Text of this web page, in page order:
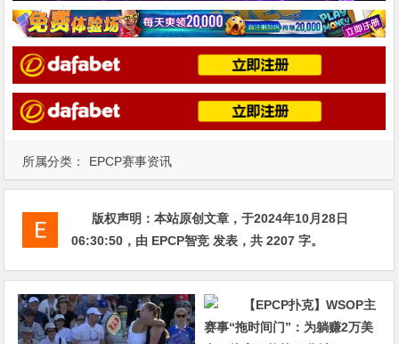
所属分类： EPCP赛事资讯
版权声明：本站原创文章，于2024年10月28日
06:30:50 ，由 EPCP智竞 发表，共 2207 字。